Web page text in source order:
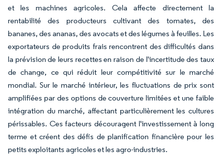
et les machines agricoles. Cela affecte directement la
rentabilité des producteurs cultivant des tomates, des
bananes, des ananas, des avocats et des légumes à feuilles. Les
exportateurs de produits frais rencontrent des difficultés dans
la prévision de leurs recettes en raison de l'incertitude des taux
de change, ce qui réduit leur compétitivité sur le marché
mondial. Sur le marché intérieur, les fluctuations de prix sont
amplifiées par des options de couverture limitées et une faible
intégration du marché, affectant particulièrement les cultures
périssables. Ces facteurs découragent l'investissement à long
terme et créent des défis de planification financière pour les
petits exploitants agricoles et les agro-industries.